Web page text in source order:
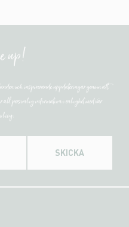
up!
och inspirerande uppdateringar genom att
all personlig information i enlighet med vår
SKICKA